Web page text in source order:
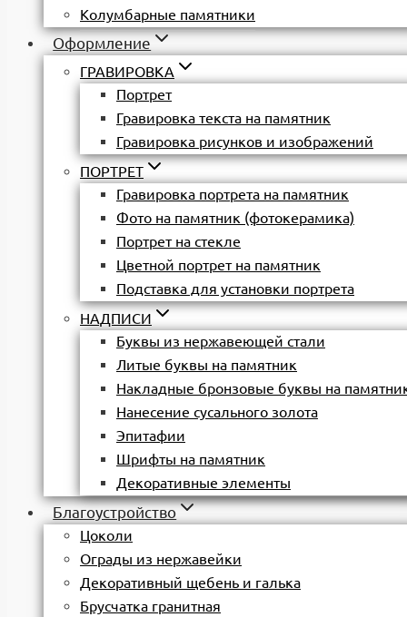
Колумбарные памятники
Оформление
ГРАВИРОВКА
Портрет
Гравировка текста на памятник
Гравировка рисунков и изображений
ПОРТРЕТ
Гравировка портрета на памятник
Фото на памятник (фотокерамика)
Портрет на стекле
Цветной портрет на памятник
Подставка для установки портрета
НАДПИСИ
Буквы из нержавеющей стали
Литые буквы на памятник
Накладные бронзовые буквы на
Нанесение сусального золота
Эпитафии
Шрифты на памятник
Декоративные элементы
Благоустройство
Цоколи
Ограды из нержавейки
Декоративный щебень и галька
Брусчатка гранитная